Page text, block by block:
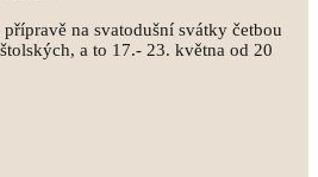
přípravě na svatodušní svátky četbou
a to 17.- 23. května od 20